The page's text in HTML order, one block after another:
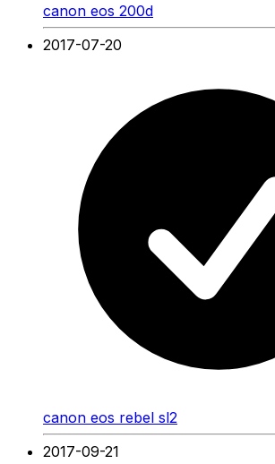
canon eos 200d
2017-07-20
canon eos rebel sl2
2017-09-21